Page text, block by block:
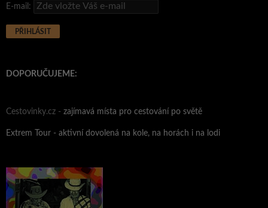
E-mail:
DOPORUČUJEME:
Cestovinky.cz - zajímavá místa pro cestování po světě
Extrem Tour - aktivní dovolená na kole, na horách i na lodi